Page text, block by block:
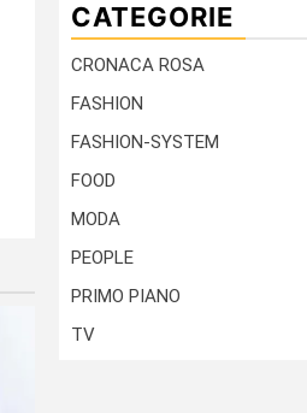
CATEGORIE
CRONACA ROSA
FASHION
FASHION-SYSTEM
FOOD
MODA
PEOPLE
PRIMO PIANO
TV